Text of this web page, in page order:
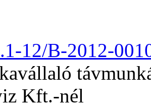
12/B-2012-
Kft.-nél